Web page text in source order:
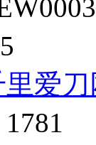
里爱刀
1781